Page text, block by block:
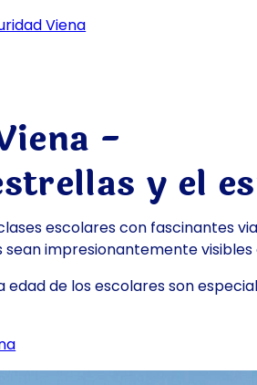
Viena
-
y el
escolares con fascinantes
sean impresionantemente
edad de los escolares son